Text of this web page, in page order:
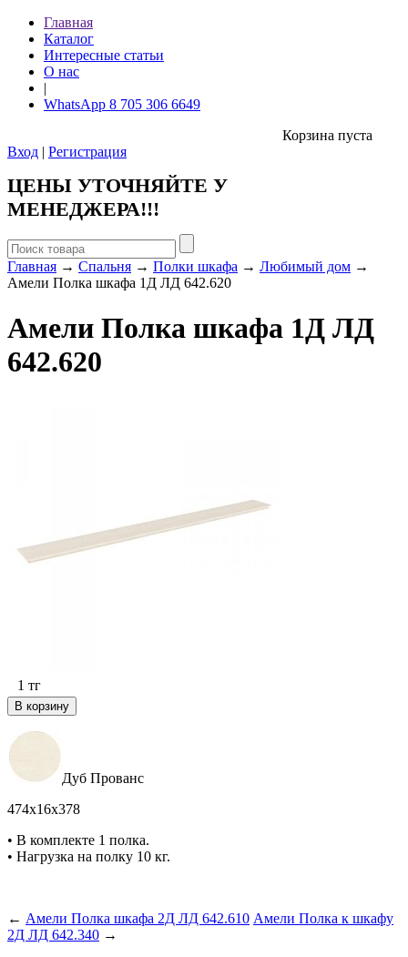
Главная
Каталог
Интересные статьи
О нас
|
WhatsApp 8 705 306 6649
Корзина пуста
Вход | Регистрация
ЦЕНЫ УТОЧНЯЙТЕ У
МЕНЕДЖЕРА!!!
Главная → Спальня → Полки шкафа → Любимый дом →
Амели Полка шкафа 1Д ЛД 642.620
Амели Полка шкафа 1Д ЛД
642.620
1 тг
В корзину
Дуб Прованс
474х16х378
• В комплекте 1 полка.
• Нагрузка на полку 10 кг.
← Амели Полка шкафа 2Д ЛД 642.610 Амели Полка к шкафу
2Д ЛД 642.340 →